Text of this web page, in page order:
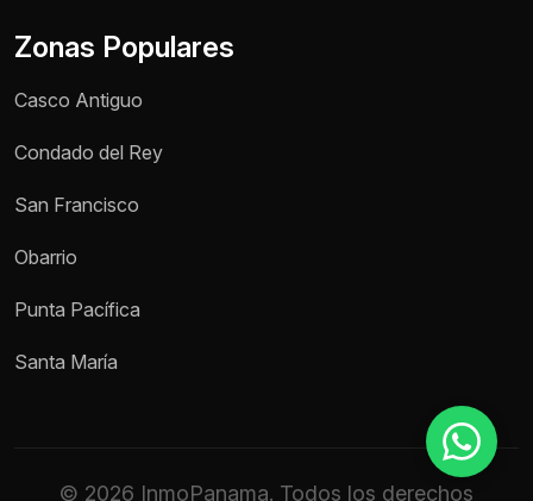
Teléfono / WhatsApp *
Zonas Populares
Casco Antiguo
Condado del Rey
San Francisco
Obarrio
Punta Pacífica
Santa María
© 2026 InmoPanama. Todos los derechos